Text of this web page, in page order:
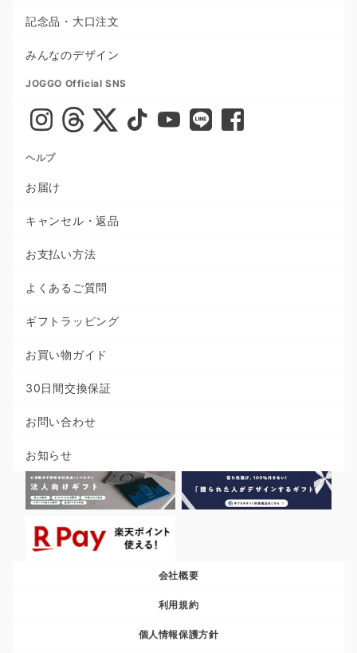
記念品・大口注文
みんなのデザイン
JOGGO Official SNS
ヘルプ
お届け
キャンセル・返品
お支払い方法
よくあるご質問
ギフトラッピング
お買い物ガイド
30日間交換保証
お問い合わせ
お知らせ
会社概要
利用規約
個人情報保護方針